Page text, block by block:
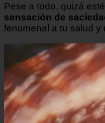
Pese a todo, quizá
sensación de
fenomenal a tu salud y